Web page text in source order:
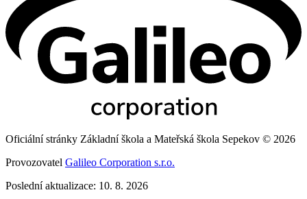
Oficiální stránky Základní škola a Mateřská škola Sepekov © 2026
Provozovatel Galileo Corporation s.r.o.
Poslední aktualizace: 10. 8. 2026